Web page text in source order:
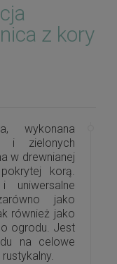
z kory
wykonana
i zielonych
w drewnianej
korą.
jako
również jako
ogrodu. Jest
na celowe